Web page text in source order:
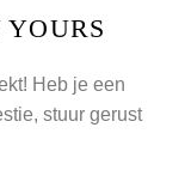
Heb je een
stuur gerust